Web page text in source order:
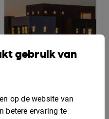
Bewerkbaar rapport
voor vastgoedbeheer
gebruik van
op de website van
betere ervaring te